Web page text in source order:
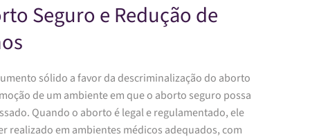
Seguro e Redução de
sólido a favor da descriminalização do aborto
de um ambiente em que o aborto seguro possa
Quando o aborto é legal e regulamentado, ele
realizado em ambientes médicos adequados, com